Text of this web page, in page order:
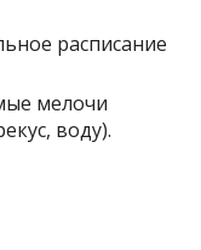
расписание
мелочи
воду).